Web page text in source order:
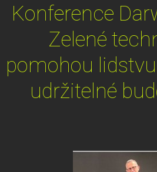
Konference
Zelené
pomohou
udržitelné